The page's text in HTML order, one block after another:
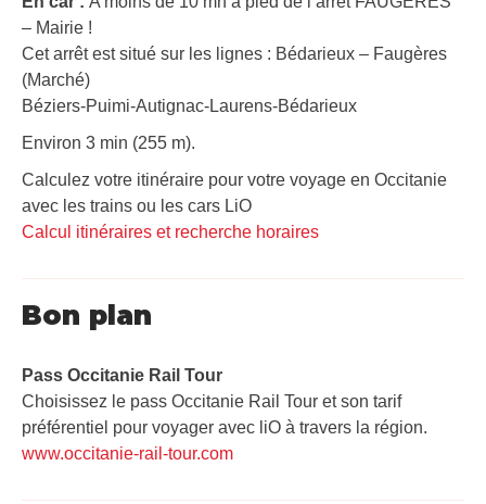
– Mairie !
Cet arrêt est situé sur les lignes : Bédarieux – Faugères
(Marché)
Béziers-Puimi-Autignac-Laurens-Bédarieux
Environ 3 min (255 m).
Calculez votre itinéraire pour votre voyage en Occitanie
avec les trains ou les cars LiO
Calcul itinéraires et recherche horaires
Bon plan
Pass Occitanie Rail Tour​
Choisissez le pass Occitanie Rail Tour et son tarif
préférentiel pour voyager avec liO à travers la région.
www.occitanie-rail-tour.com